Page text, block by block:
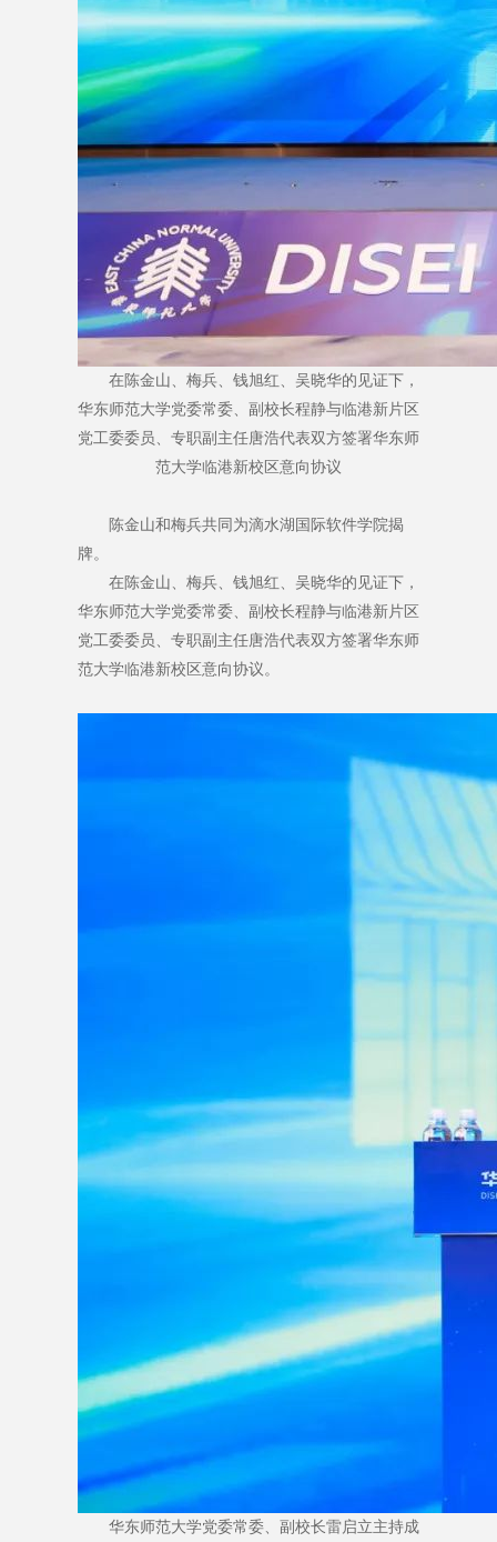
在陈金山、梅兵、钱旭红、吴晓华的见证下，
华东师范大学党委常委、副校长程静与临港新片区
党工委委员、专职副主任唐浩代表双方签署华东师
范大学临港新校区意向协议
陈金山和梅兵共同为滴水湖国际软件学院揭
牌。
在陈金山、梅兵、钱旭红、吴晓华的见证下，
华东师范大学党委常委、副校长程静与临港新片区
党工委委员、专职副主任唐浩代表双方签署华东师
范大学临港新校区意向协议。
华东师范大学党委常委、副校长雷启立主持成